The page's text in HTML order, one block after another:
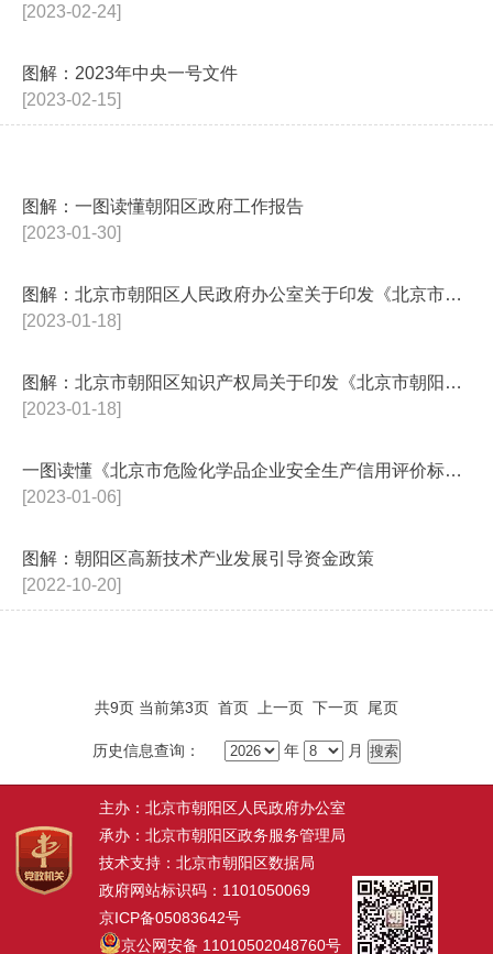
[2023-02-24]
[2023-02-15]
图解：2023年中央一号文件
[2023-01-30]
图解：一图读懂朝阳区政府工作报告
[2023-01-18]
图解：北京市朝阳区人民政府办公室关于印发《北京市朝阳区2023年办好重要...
[2023-01-18]
图解：北京市朝阳区知识产权局关于印发《北京市朝阳区“十四五”时期知识产权...
[2023-01-06]
一图读懂《北京市危险化学品企业安全生产信用评价标准（试行）》《北京市非煤...
[2022-10-20]
图解：朝阳区高新技术产业发展引导资金政策
共9页 当前第3页 首页 上一页 下一页 尾页
历史信息查询： 年 月
主办：北京市朝阳区人民政府办公室
承办：北京市朝阳区政务服务管理局
技术支持：北京市朝阳区数据局
政府网站标识码：1101050069
京ICP备05083642号
京公网安备 11010502048760号